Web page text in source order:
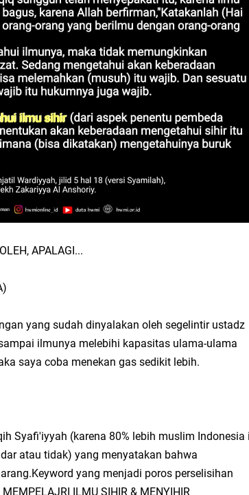
APALAGI...
yang sudah dinyalakan oleh segelintir ustadz
ilmunya melebihi kapasitas ulama-ulama
saya coba menekan gas sedikit lebih.
Syafi'iyyah (karena 80% lebih muslim Indonesia
atau tidak) yang menyatakan bahwa
yang menjadi poros perselisihan
ILMU SIHIR & MENYIHIR